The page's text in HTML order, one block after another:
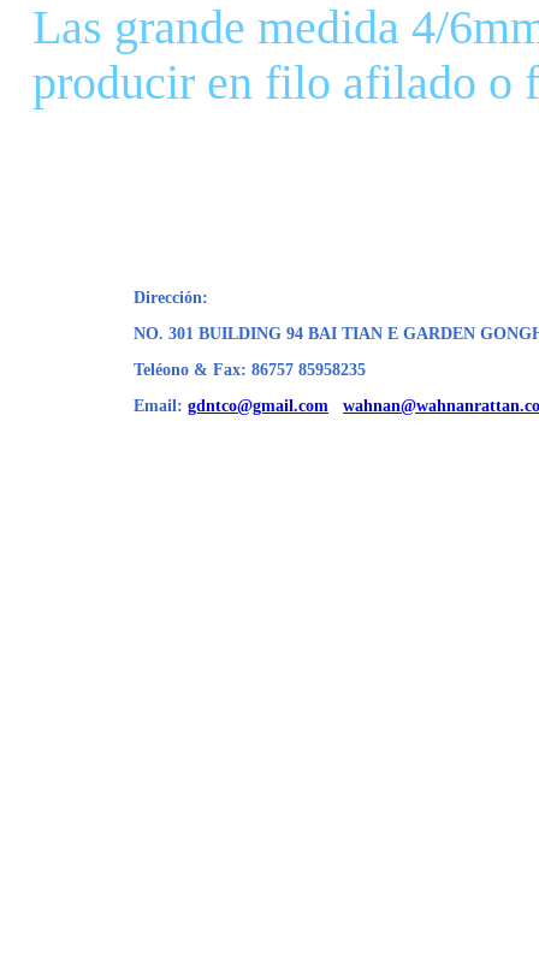
Las grande medida 4/
producir en filo afilado o
Dirección:
NO. 301 BUILDING 94 BAI TIAN E GARDEN
Teléono & Fax: 86757 85958235
Email: gdntco@gmail.com